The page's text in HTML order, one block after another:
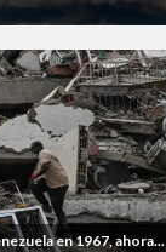
en 1967, ahora...